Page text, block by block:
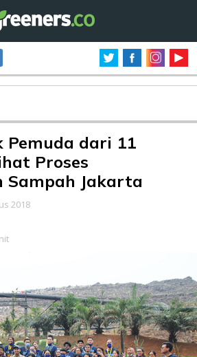
Pemuda dari 11
Proses
Sampah Jakarta
2018